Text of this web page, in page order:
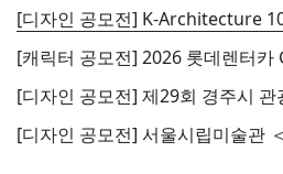
[디자인 공모전] 제29회 경주시 관